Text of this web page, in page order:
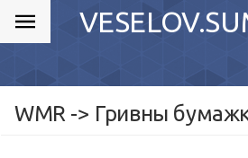
WMR -> Гривны